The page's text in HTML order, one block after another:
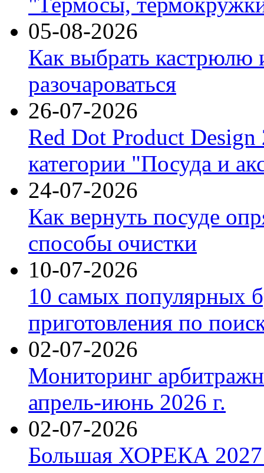
05-08-2026
Как выбрать кастрюлю
разочароваться
26-07-2026
Red Dot Product Design
категории "Посуда и
24-07-2026
Как вернуть посуде
способы очистки
10-07-2026
10 самых популярных
приготовления по
02-07-2026
Мониторинг
апрель-июнь 2026 г.
02-07-2026
Большая ХОРЕКА 2027: